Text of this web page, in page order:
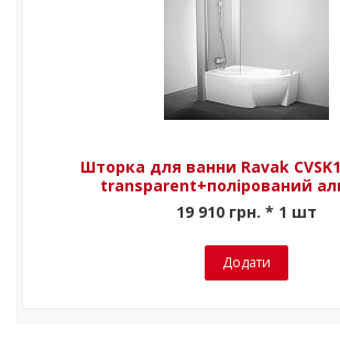
Шторка для ванни Ravak
transparent+полірований
19 910 грн. * 1 шт
Додати